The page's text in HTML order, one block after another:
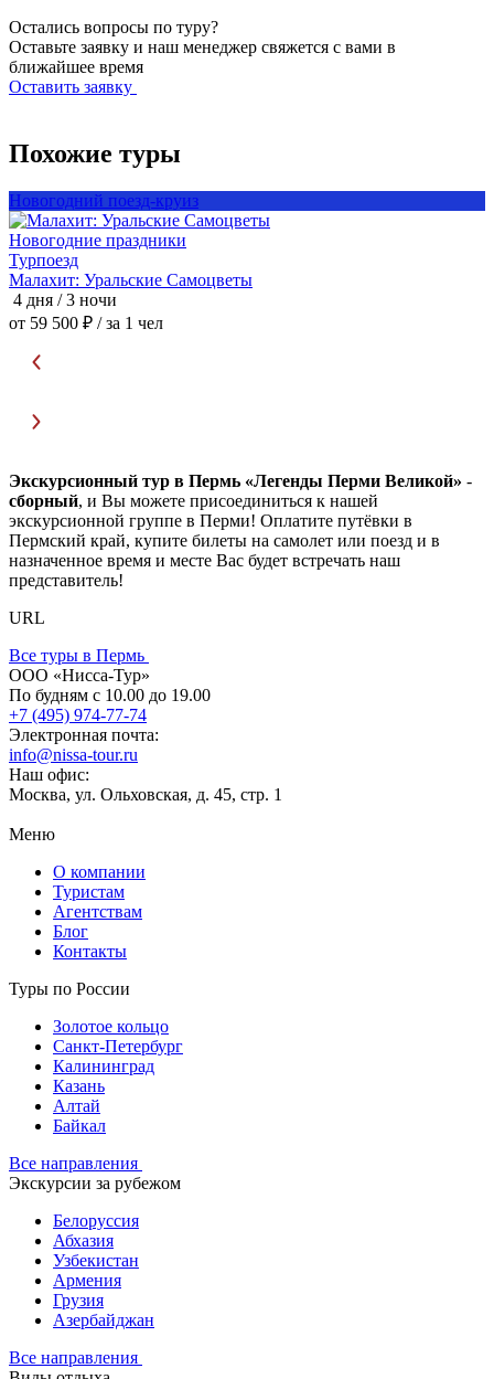
Остались вопросы по туру?
Оставьте заявку и наш менеджер свяжется с вами в
ближайшее время
Оставить заявку
Похожие туры
Новогодний поезд-круиз
Новогодние праздники
Турпоезд
Малахит: Уральские Самоцветы
4 дня / 3 ночи
от 59 500 ₽ / за 1 чел
Экскурсионный тур в Пермь «Легенды Перми Великой» -
сборный, и Вы можете присоединиться к нашей
экскурсионной группе в Перми! Оплатите путёвки в
Пермский край, купите билеты на самолет или поезд и в
назначенное время и месте Вас будет встречать наш
представитель!
URL
Все туры в Пермь
ООО «Нисса-Тур»
По будням с 10.00 до 19.00
+7 (495) 974-77-74
Электронная почта:
info@nissa-tour.ru
Наш офис:
Москва, ул. Ольховская, д. 45, стр. 1
Меню
О компании
Туристам
Агентствам
Блог
Контакты
Туры по России
Золотое кольцо
Санкт-Петербург
Калининград
Казань
Алтай
Байкал
Все направления
Экскурсии за рубежом
Белоруссия
Абхазия
Узбекистан
Армения
Грузия
Азербайджан
Все направления